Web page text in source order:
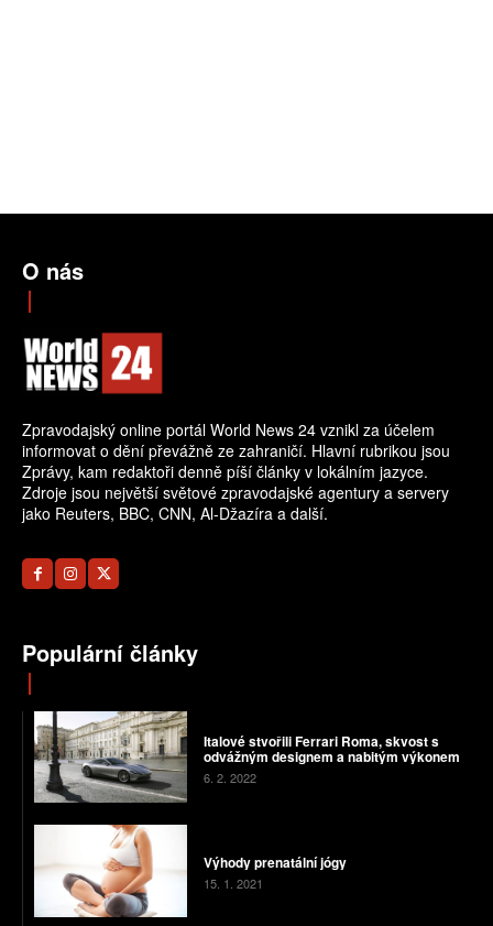
O nás
Zpravodajský online portál World News 24 vznikl za účelem
informovat o dění převážně ze zahraničí. Hlavní rubrikou jsou
Zprávy, kam redaktoři denně píší články v lokálním jazyce.
Zdroje jsou největší světové zpravodajské agentury a servery
jako Reuters, BBC, CNN, Al-Džazíra a další.
Populární články
Italové stvořili Ferrari Roma, skvost s
odvážným designem a nabitým výkonem
6. 2. 2022
Výhody prenatální jógy
15. 1. 2021